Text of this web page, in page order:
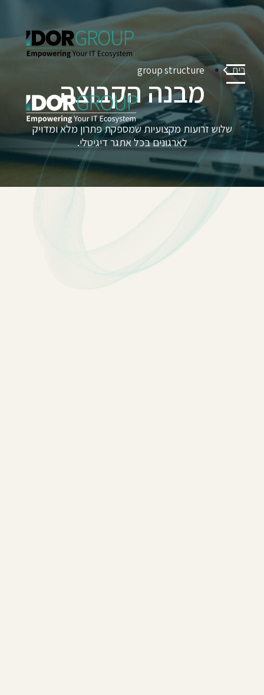
בית group structure
מבנה הקבוצה
שלוש זרועות מקצועיות שמספקת פתרון מלא ומדויק
לארגונים בכל אתגר דיגיטלי.